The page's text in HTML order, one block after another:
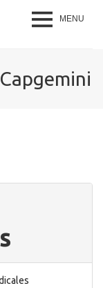
MENU